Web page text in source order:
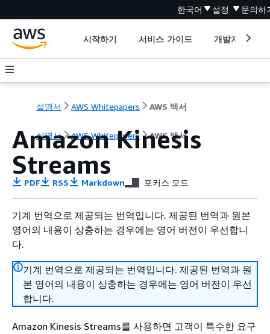
한국어 설정 문의하
시작하기 서비스 가이드 개발자 도구
설명서 AWS Whitepapers AWS 백서
설명서 AWS Whitepapers AWS 백서
Amazon Kinesis
Streams
PDF RSS Markdown 포커스 모드
기계 번역으로 제공되는 번역입니다. 제공된 번역과 원본
영어의 내용이 상충하는 경우에는 영어 버전이 우선합니
다.
기계 번역으로 제공되는 번역입니다. 제공된 번역과 원
본 영어의 내용이 상충하는 경우에는 영어 버전이 우선
합니다.
Amazon Kinesis Streams를 사용하면 고객이 특수한 요구